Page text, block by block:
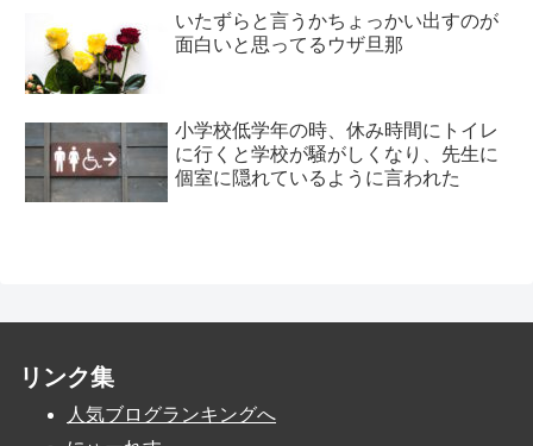
いたずらと言うかちょっかい出すのが
面白いと思ってるウザ旦那
小学校低学年の時、休み時間にトイレ
に行くと学校が騒がしくなり、先生に
個室に隠れているように言われた
リンク集
人気ブログランキングへ